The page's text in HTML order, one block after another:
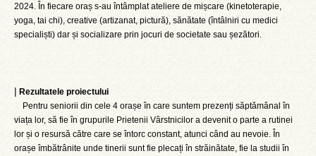
2024. În fiecare oraș s-au întâmplat ateliere de mișcare (kinetoterapie,
yoga, tai chi), creative (artizanat, pictură), sănătate (întâlniri cu medici
specialiști) dar și socializare prin jocuri de societate sau șezători.
| Rezultatele proiectului
Pentru seniorii din cele 4 orașe în care suntem prezenți săptămânal în
viața lor, să fie în grupurile Prietenii Vârstnicilor a devenit o parte a rutinei
lor și o resursă către care se întorc constant, atunci când au nevoie. În
orașe îmbătrânite unde tinerii sunt fie plecați în străinătate, fie la studii în